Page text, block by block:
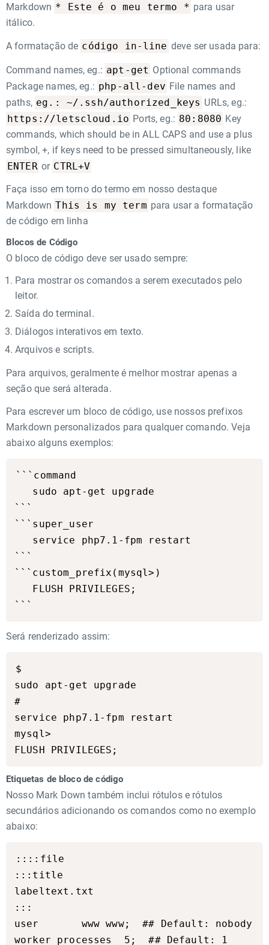
Markdown * Este é o meu termo * para usar
itálico.
A formatação de código in-line deve ser usada para:
Command names, eg.: apt-get Optional commands
Package names, eg.: php-all-dev File names and
paths, eg.: ~/.ssh/authorized_keys URLs, eg.:
https://letscloud.io Ports, eg.: 80:8080 Key
commands, which should be in ALL CAPS and use a plus
symbol, +, if keys need to be pressed simultaneously, like
ENTER or CTRL+V
Faça isso em torno do termo em nosso destaque
Markdown This is my term para usar a formatação
de código em linha
Blocos de Código
O bloco de código deve ser usado sempre:
Para mostrar os comandos a serem executados pelo
leitor.
Saída do terminal.
Diálogos interativos em texto.
Arquivos e scripts.
Para arquivos, geralmente é melhor mostrar apenas a
seção que será alterada.
Para escrever um bloco de código, use nossos prefixos
Markdown personalizados para qualquer comando. Veja
abaixo alguns exemplos:
​```command
   sudo apt-get upgrade
​```
​```super_user
   service php7.1-fpm restart
​```
​```custom_prefix(mysql>)
   FLUSH PRIVILEGES;
Será renderizado assim:
$
sudo apt-get upgrade
#
service php7.1-fpm restart
mysql>
Etiquetas de bloco de código
Nosso Mark Down também inclui rótulos e rótulos
secundários adicionando os comandos como no exemplo
abaixo:
::::file
:::title
labeltext.txt
:::
user       www www;  ## Default: nobody
worker_processes  5;  ## Default: 1